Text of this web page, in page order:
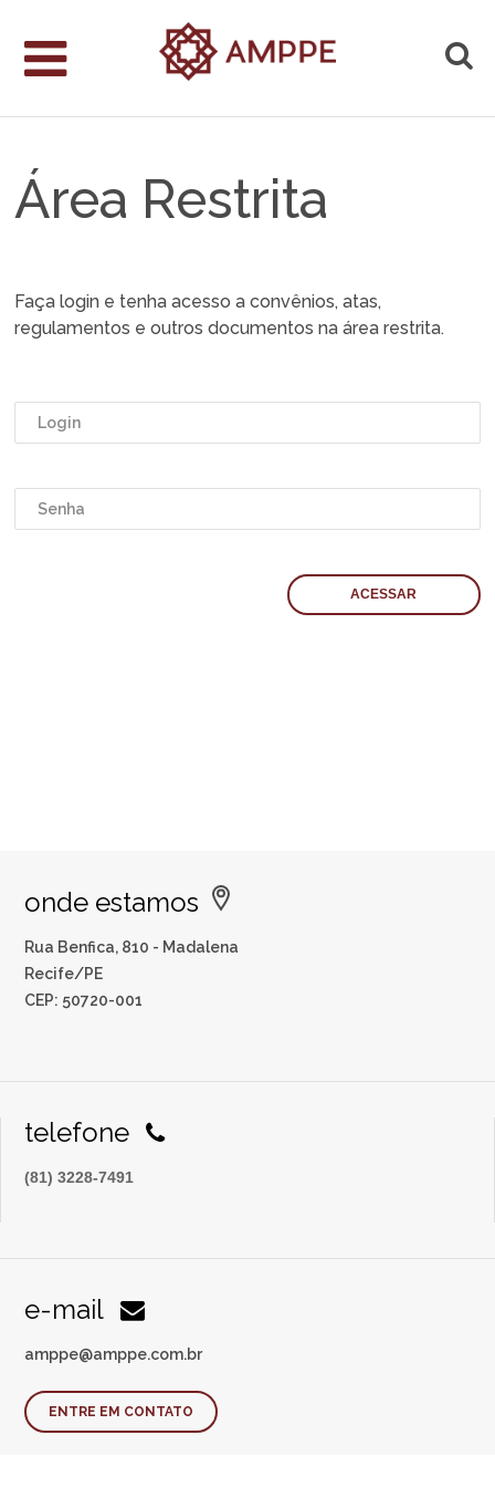
Área Restrita
Faça login e tenha acesso a convênios, atas,
regulamentos e outros documentos na área restrita.
onde estamos
Rua Benfica, 810 - Madalena
Recife/PE
CEP: 50720-001
telefone
(81) 3228-7491
e-mail
amppe@amppe.com.br
ENTRE EM CONTATO